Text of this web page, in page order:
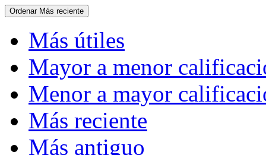
Ordenar Más reciente
Más útiles
Mayor a menor
Menor a mayor
Más reciente
Más antiguo